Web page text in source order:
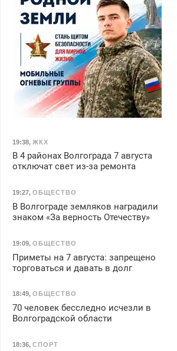
19:38, ЖКХ
В 4 районах Волгограда 7 августа
отключат свет из-за ремонта
19:27, ОБЩЕСТВО
В Волгограде земляков наградили
знаком «За верность Отечеству»
19:09, ОБЩЕСТВО
Приметы на 7 августа: запрещено
торговаться и давать в долг
18:49, ОБЩЕСТВО
70 человек бесследно исчезли в
Волгоградской области
18:36, СПОРТ